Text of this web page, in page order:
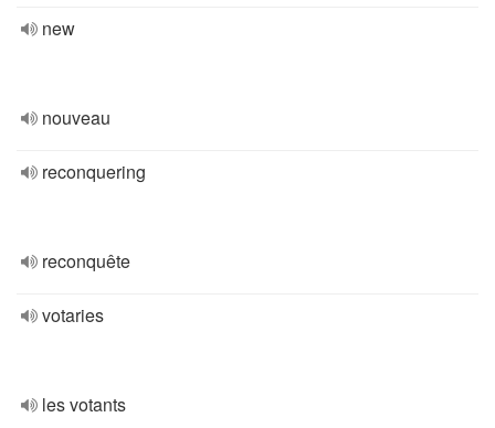
new
nouveau
reconquering
reconquête
votaries
les votants